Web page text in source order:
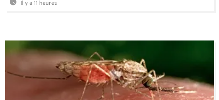
Il y a 11 heures